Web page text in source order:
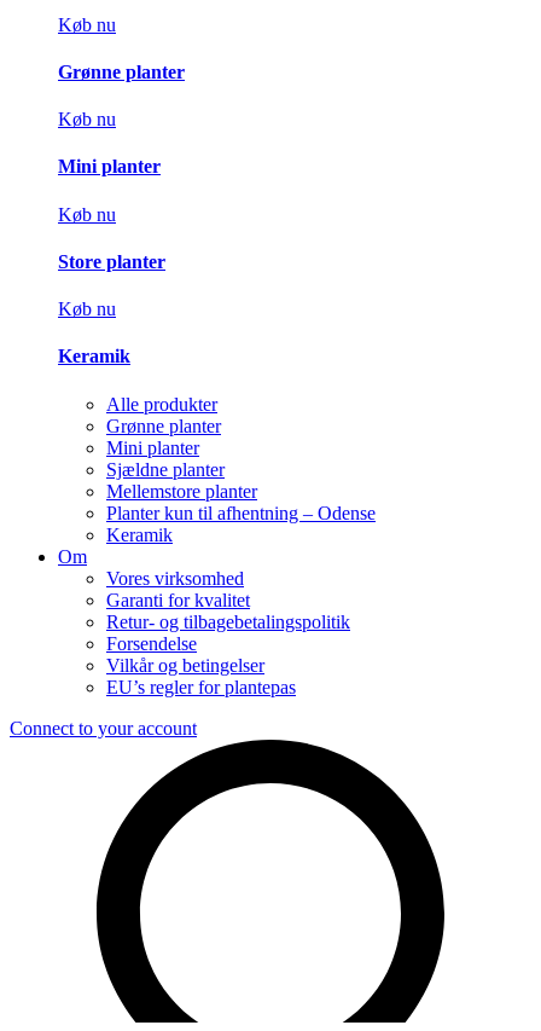
Køb nu
Grønne planter
Køb nu
Mini planter
Køb nu
Store planter
Køb nu
Keramik
Alle produkter
Grønne planter
Mini planter
Sjældne planter
Mellemstore planter
Planter kun til afhentning – Odense
Keramik
Om
Vores virksomhed
Garanti for kvalitet
Retur- og tilbagebetalingspolitik
Forsendelse
Vilkår og betingelser
EU’s regler for plantepas
Connect to your account